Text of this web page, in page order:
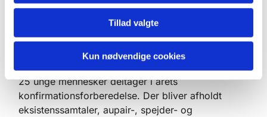
Tillad valgte
Kun nødvendige cookies
I efteråret 2020 er der også begivenheder, der
ikke er aflyst. Gudstjenesterne gennemføres med
de restriktioner, der hører til, børn bliver døbt, og
25 unge mennesker deltager i årets
konfirmationsforberedelse. Der bliver afholdt
eksistenssamtaler, aupair-, spejder- og